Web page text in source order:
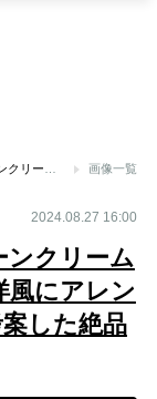
画像一覧
2024.08.27 16:00
ンクリーム
風にアレン
した絶品